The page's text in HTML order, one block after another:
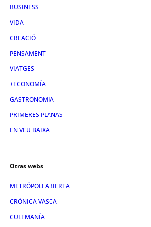
BUSINESS
VIDA
CREACIÓ
PENSAMENT
VIATGES
+ECONOMÍA
GASTRONOMIA
PRIMERES PLANAS
EN VEU BAIXA
Otras webs
METRÓPOLI ABIERTA
CRÓNICA VASCA
CULEMANÍA